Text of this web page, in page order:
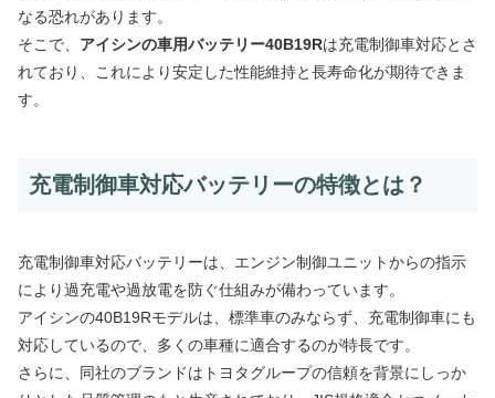
なる恐れがあります。
そこで、 アイシンの車用バッテリー40B19Rは充電制御車対応とさ
れており、これにより安定した性能維持と長寿命化が期待できま
す。
充電制御車対応バッテリーの特徴とは？
充電制御車対応バッテリーは、エンジン制御ユニットからの指示
により過充電や過放電を防ぐ仕組みが備わっています。
アイシンの40B19Rモデルは、標準車のみならず、充電制御車にも
対応しているので、多くの車種に適合するのが特長です。
さらに、同社のブランドはトヨタグループの信頼を背景にしっか